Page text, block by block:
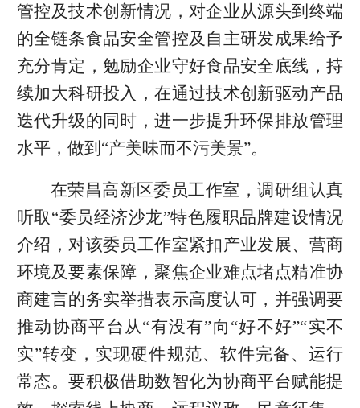
管控及技术创新情况，对企业从源头到终端
的全链条食品安全管控及自主研发成果给予
充分肯定，勉励企业守好食品安全底线，持
续加大科研投入，在通过技术创新驱动产品
迭代升级的同时，进一步提升环保排放管理
水平，做到“产美味而不污美景”。
在荣昌高新区委员工作室，调研组认真
听取“委员经济沙龙”特色履职品牌建设情况
介绍，对该委员工作室紧扣产业发展、营商
环境及要素保障，聚焦企业难点堵点精准协
商建言的务实举措表示高度认可，并强调要
推动协商平台从“有没有”向“好不好”“实不
实”转变，实现硬件规范、软件完备、运行
常态。要积极借助数智化为协商平台赋能提